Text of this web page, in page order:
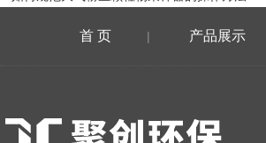
首 页 | 产品展示